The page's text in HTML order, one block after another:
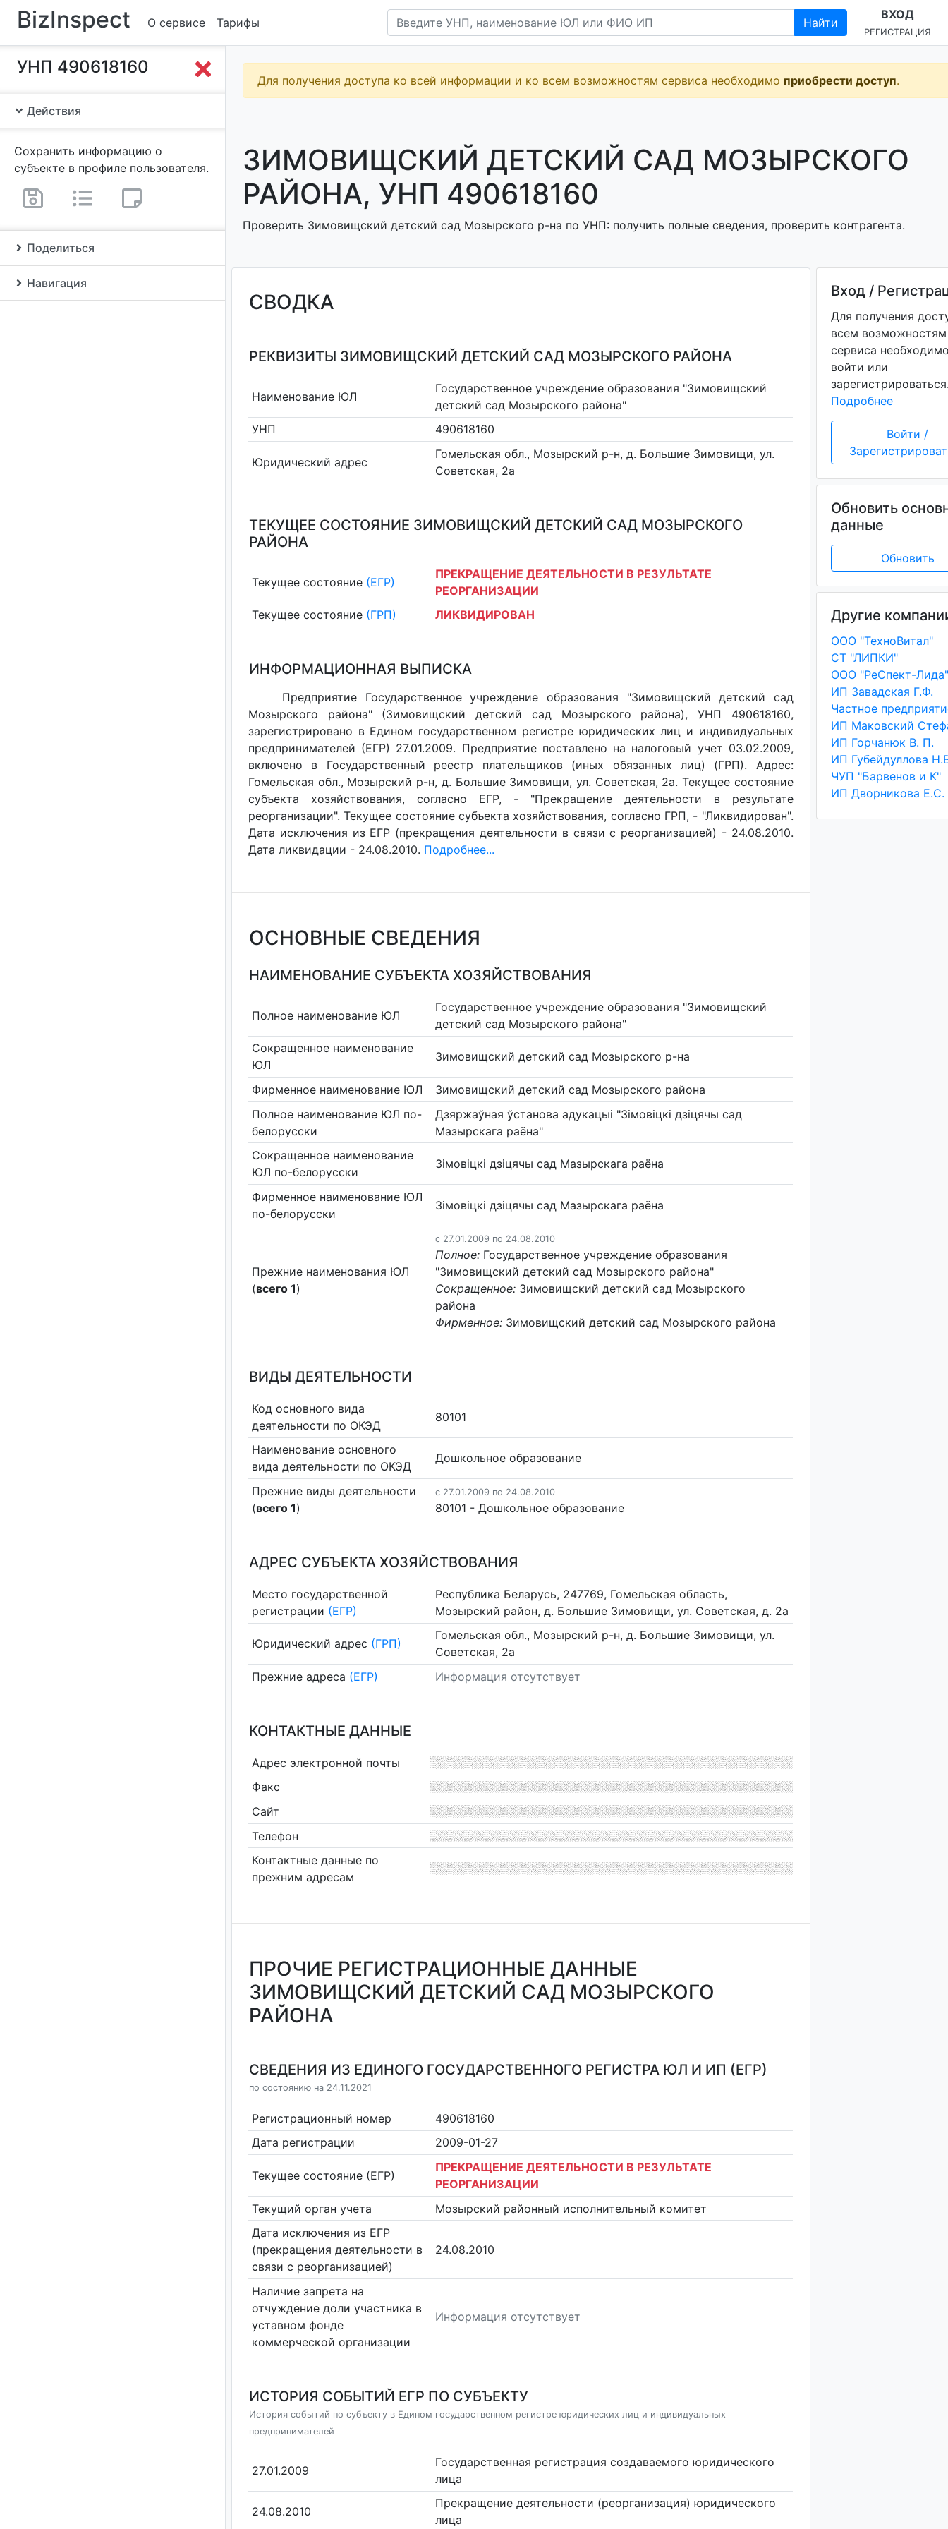
BizInspect О сервисе Тарифы Найти
ВХОД
РЕГИСТРАЦИЯ
УНП 490618160
Действия
Сохранить информацию о
субъекте в профиле пользователя.
Поделиться
Навигация
Для получения доступа ко всей информации и ко всем возможностям сервиса необходимо приобрести доступ.
ЗИМОВИЩСКИЙ ДЕТСКИЙ САД МОЗЫРСКОГО
РАЙОНА, УНП 490618160
Проверить Зимовищский детский сад Мозырского р-на по УНП: получить полные сведения, проверить контрагента.
СВОДКА
РЕКВИЗИТЫ ЗИМОВИЩСКИЙ ДЕТСКИЙ САД МОЗЫРСКОГО РАЙОНА
Наименование ЮЛ
Государственное учреждение образования "Зимовищский
детский сад Мозырского района"
УНП
490618160
Юридический адрес
Гомельская обл., Мозырский р-н, д. Большие Зимовищи, ул.
Советская, 2а
ТЕКУЩЕЕ СОСТОЯНИЕ ЗИМОВИЩСКИЙ ДЕТСКИЙ САД МОЗЫРСКОГО
РАЙОНА
Текущее состояние (ЕГР)
ПРЕКРАЩЕНИЕ ДЕЯТЕЛЬНОСТИ В РЕЗУЛЬТАТЕ
РЕОРГАНИЗАЦИИ
Текущее состояние (ГРП) ЛИКВИДИРОВАН
ИНФОРМАЦИОННАЯ ВЫПИСКА
Предприятие Государственное учреждение образования "Зимовищский детский сад
Мозырского района" (Зимовищский детский сад Мозырского района), УНП 490618160,
зарегистрировано в Едином государственном регистре юридических лиц и индивидуальных
предпринимателей (ЕГР) 27.01.2009. Предприятие поставлено на налоговый учет 03.02.2009,
включено в Государственный реестр плательщиков (иных обязанных лиц) (ГРП). Адрес:
Гомельская обл., Мозырский р-н, д. Большие Зимовищи, ул. Советская, 2а. Текущее состояние
субъекта хозяйствования, согласно ЕГР, - "Прекращение деятельности в результате
реорганизации". Текущее состояние субъекта хозяйствования, согласно ГРП, - "Ликвидирован".
Дата исключения из ЕГР (прекращения деятельности в связи с реорганизацией) - 24.08.2010.
Дата ликвидации - 24.08.2010. Подробнее...
ОСНОВНЫЕ СВЕДЕНИЯ
НАИМЕНОВАНИЕ СУБЪЕКТА ХОЗЯЙСТВОВАНИЯ
Полное наименование ЮЛ
Государственное учреждение образования "Зимовищский
детский сад Мозырского района"
Сокращенное наименование
ЮЛ
Зимовищский детский сад Мозырского р-на
Фирменное наименование ЮЛ
Зимовищский детский сад Мозырского района
Полное наименование ЮЛ по-
белорусски
Дзяржаўная ўстанова адукацыі "Зімовіцкі дзіцячы сад
Мазырскага раёна"
Сокращенное наименование
ЮЛ по-белорусски
Зімовіцкі дзіцячы сад Мазырскага раёна
Фирменное наименование ЮЛ
по-белорусски
Зімовіцкі дзіцячы сад Мазырскага раёна
Прежние наименования ЮЛ
(всего 1)
c 27.01.2009 по 24.08.2010
Полное: Государственное учреждение образования
"Зимовищский детский сад Мозырского района"
Сокращенное: Зимовищский детский сад Мозырского
района
Фирменное: Зимовищский детский сад Мозырского района
ВИДЫ ДЕЯТЕЛЬНОСТИ
Код основного вида
деятельности по ОКЭД
80101
Наименование основного
вида деятельности по ОКЭД
Дошкольное образование
Прежние виды деятельности
(всего 1)
c 27.01.2009 по 24.08.2010
80101 - Дошкольное образование
АДРЕС СУБЪЕКТА ХОЗЯЙСТВОВАНИЯ
Место государственной
регистрации (ЕГР)
Республика Беларусь, 247769, Гомельская область,
Мозырский район, д. Большие Зимовищи, ул. Советская, д. 2а
Юридический адрес (ГРП)
Гомельская обл., Мозырский р-н, д. Большие Зимовищи, ул.
Советская, 2а
Прежние адреса (ЕГР) Информация отсутствует
КОНТАКТНЫЕ ДАННЫЕ
Адрес электронной почты
Факс
Сайт
Телефон
Контактные данные по
прежним адресам
ПРОЧИЕ РЕГИСТРАЦИОННЫЕ ДАННЫЕ
ЗИМОВИЩСКИЙ ДЕТСКИЙ САД МОЗЫРСКОГО
РАЙОНА
СВЕДЕНИЯ ИЗ ЕДИНОГО ГОСУДАРСТВЕННОГО РЕГИСТРА ЮЛ И ИП (ЕГР)
по состоянию на 24.11.2021
Регистрационный номер
490618160
Дата регистрации
2009-01-27
Текущее состояние (ЕГР)
ПРЕКРАЩЕНИЕ ДЕЯТЕЛЬНОСТИ В РЕЗУЛЬТАТЕ
РЕОРГАНИЗАЦИИ
Текущий орган учета
Мозырский районный исполнительный комитет
Дата исключения из ЕГР
(прекращения деятельности в
связи с реорганизацией)
24.08.2010
Наличие запрета на
отчуждение доли участника в
уставном фонде
коммерческой организации
Информация отсутствует
ИСТОРИЯ СОБЫТИЙ ЕГР ПО СУБЪЕКТУ
История событий по субъекту в Едином государственном регистре юридических лиц и индивидуальных
предпринимателей
27.01.2009
Государственная регистрация создаваемого юридического
лица
24.08.2010
Прекращение деятельности (реорганизация) юридического
лица
Вход /
Для получения
всем возможностям
сервиса
войти или
Подробнее
Войти /
Обновить
данные
Обновить
Другие
ООО "ТехноВитал"
CТ "ЛИПКИ"
ООО "РеСпект-Лида"
ИП Завадская Г.Ф.
ИП Горчанюк В. П.
ИП Губейдуллова
ЧУП "Барвенов и К"
ИП Дворникова Е.С.